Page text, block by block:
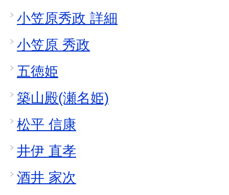
小笠原秀政 詳細
小笠原 秀政
五徳姫
築山殿(瀬名姫)
松平 信康
井伊 直孝
酒井 家次